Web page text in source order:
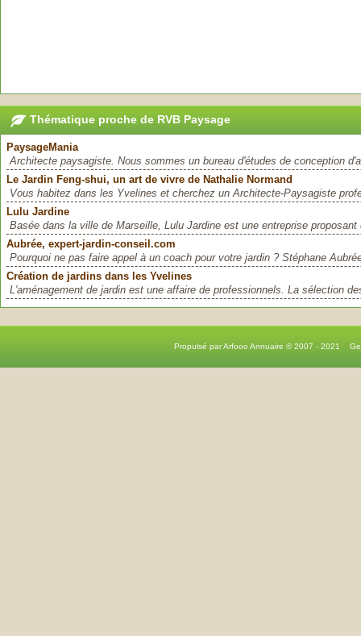
Thématique proche de RVB Paysage
PaysageMania
Architecte paysagiste. Nous sommes un bureau d'études de conception
Le Jardin Feng-shui, un art de vivre de Nathalie Normand
Vous habitez dans les Yvelines et cherchez un Architecte-Paysagiste
Lulu Jardine
Basée dans la ville de Marseille, Lulu Jardine est une entreprise
Aubrée, expert-jardin-conseil.com
Pourquoi ne pas faire appel à un coach pour votre jardin ? Stéphane
Création de jardins dans les Yvelines
L'aménagement de jardin est une affaire de professionnels. La sélection
Propulsé par Arfooo Annuaire © 2007 - 2021